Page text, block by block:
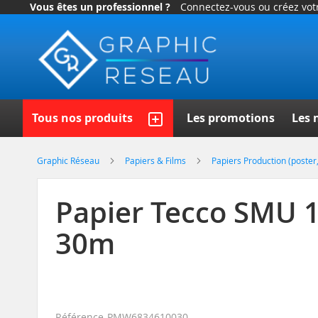
Vous êtes un professionnel ? Connectez-vous ou créez
Allez
contenu
Tous nos produits Les promotions Les
Graphic Réseau Papiers & Films Papiers Production
Papier Tecco SMU
30m